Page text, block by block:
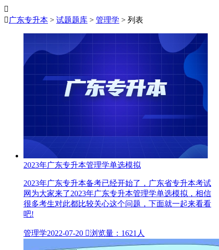

 广东专升本 > 试题题库 > 管理学 > 列表
2023年广东专升本管理学单选模拟
2023年广东专升本备考已经开始了，广东省专升本考试
网为大家来了2023年广东专升本管理学单选模拟，相信
很多考生对此都比较关心这个问题，下面就一起来看看
吧!
管理学2022-07-20 浏览量：1621人